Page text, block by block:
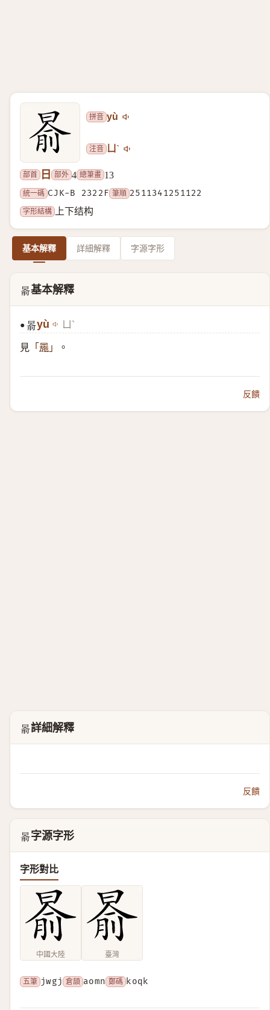
拼音 yù
注音 ㄩˋ
部首 日 部外 4 總筆畫 13
統一碼 CJK-B 2322F 筆順 2511341251122
字形結構
上下结构
基本解釋 詳細解釋 字源字形
𣈯基本解釋
● 𣈯yù ㄩˋ
見 「 㒾 」 。
反饋
𣈯詳細解釋
反饋
𣈯字源字形
字形對比
中國大陸 臺灣
五筆 jwgj 倉頡 aomn 鄭碼 koqk